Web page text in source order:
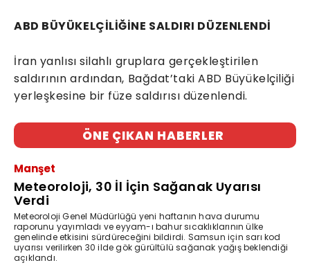
ABD BÜYÜKELÇİLİĞİNE SALDIRI DÜZENLENDİ
İran yanlısı silahlı gruplara gerçekleştirilen
saldırının ardından, Bağdat’taki ABD Büyükelçiliği
yerleşkesine bir füze saldırısı düzenlendi.
ÖNE ÇIKAN HABERLER
Manşet
Meteoroloji, 30 İl İçin Sağanak Uyarısı
Verdi
Meteoroloji Genel Müdürlüğü yeni haftanın hava durumu
raporunu yayımladı ve eyyam-ı bahur sıcaklıklarının ülke
genelinde etkisini sürdüreceğini bildirdi. Samsun için sarı kod
uyarısı verilirken 30 ilde gök gürültülü sağanak yağış beklendiği
açıklandı.